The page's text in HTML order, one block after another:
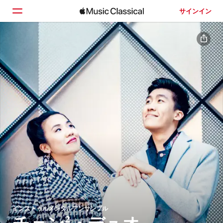
サインイン
ホーム
見つける
検索
インストゥルメンタルアンサンブル